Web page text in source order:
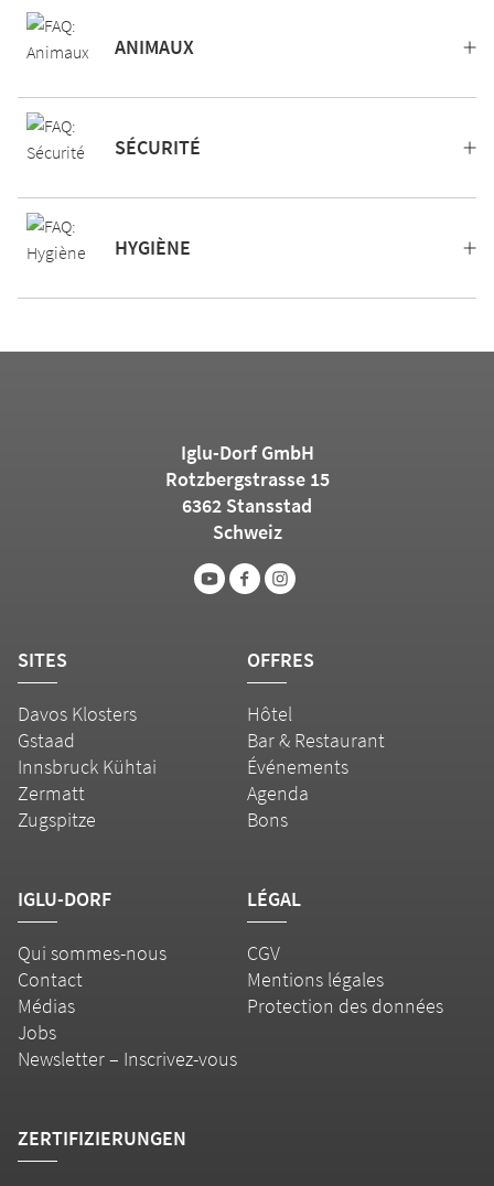
ANIMAUX
SÉCURITÉ
HYGIÈNE
Iglu-Dorf GmbH
Rotzbergstrasse 15
6362 Stansstad
Schweiz
SITES
Davos Klosters
Gstaad
Innsbruck Kühtai
Zermatt
Zugspitze
OFFRES
Hôtel
Bar & Restaurant
Événements
Agenda
Bons
IGLU-DORF
Qui sommes-nous
Contact
Médias
Jobs
Newsletter – Inscrivez-vous
LÉGAL
CGV
Mentions légales
Protection des données
ZERTIFIZIERUNGEN